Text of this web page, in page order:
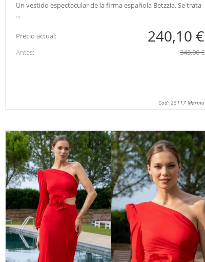
Un vestido espectacular de la firma española Betzzia. Se trata
...
Precio actual: 240,10 €
Antes: 343,00 €
Cod: 25117 Marino